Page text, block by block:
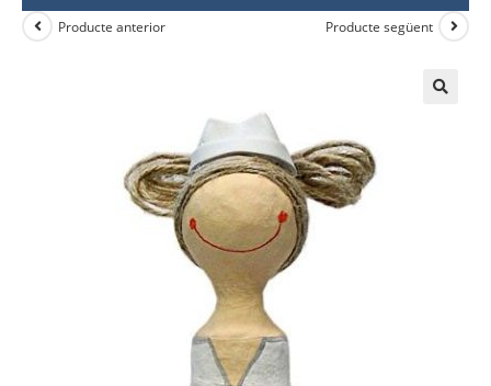
Producte anterior Producte següent